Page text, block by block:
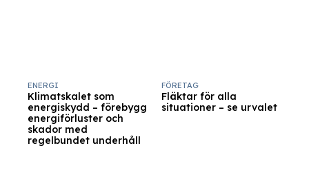
Klimatskalet som
energiskydd – förebygg
energiförluster och
skador med
regelbundet underhåll
ENERGI
Fläktar för alla
situationer – se urvalet
FÖRETAG